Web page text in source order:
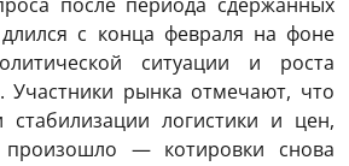
с конца февраля на фоне
ситуации и роста
Участники рынка отмечают, что
стабилизации логистики и цен,
— котировки снова